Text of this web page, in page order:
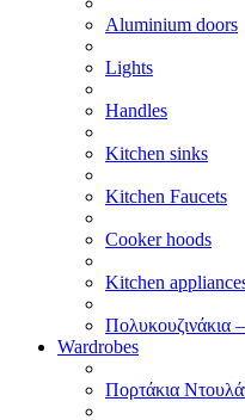
Aluminium doors
Lights
Handles
Kitchen sinks
Kitchen Faucets
Cooker hoods
Kitchen
Πολυκουζινάκια
Wardrobes
Πορτάκια